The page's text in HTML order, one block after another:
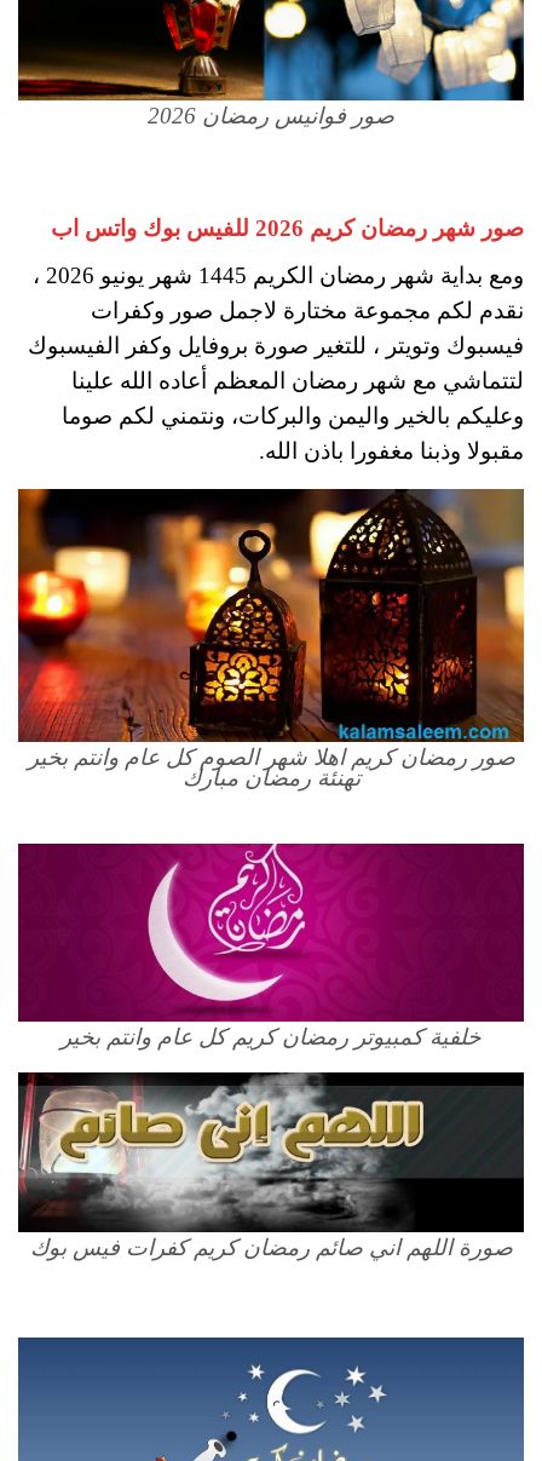
صور فوانيس رمضان 2026
صور شهر رمضان كريم 2026 للفيس بوك واتس اب
ومع بداية شهر رمضان الكريم 1445 شهر يونيو 2026 ،
نقدم لكم مجموعة مختارة لاجمل صور وكفرات
فيسبوك وتويتر ، للتغير صورة بروفايل وكفر الفيسبوك
لتتماشي مع شهر رمضان المعظم أعاده الله علينا
وعليكم بالخير واليمن والبركات، ونتمني لكم صوما
مقبولا وذبنا مغفورا باذن الله.
صور رمضان كريم اهلا شهر الصوم كل عام وانتم بخير
تهنئة رمضان مبارك
خلفية كمبيوتر رمضان كريم كل عام وانتم بخير
صورة اللهم اني صائم رمضان كريم كفرات فيس بوك